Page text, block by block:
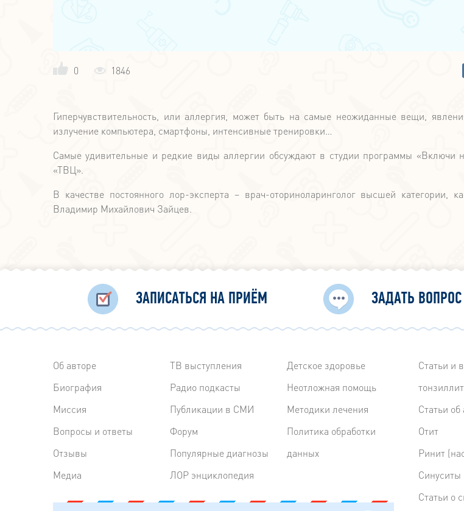
0 1846
Гиперчувствительность, или аллергия, может быть на самые неожиданные вещи,
излучение компьютера, смартфоны, интенсивные тренировки…
Самые удивительные и редкие виды аллергии обсуждают в студии программы «Включи
«ТВЦ».
В качестве постоянного лор-эксперта – врач-оториноларинголог высшей категории,
Владимир Михайлович Зайцев.
ЗАПИСАТЬСЯ НА ПРИЁМ ЗАДАТЬ ВОПРОС
Об авторе
Биография
Миссия
Вопросы и ответы
Отзывы
Медиа
ТВ выступления
Радиo подкасты
Публикации в СМИ
Форум
Популярные диагнозы
ЛОР энциклопедия
Детское здоровье
Неотложная помощь
Методики лечения
Политика обработки
данных
Статьи и
Статьи об
Отит
Ринит
Синуситы
Статьи о